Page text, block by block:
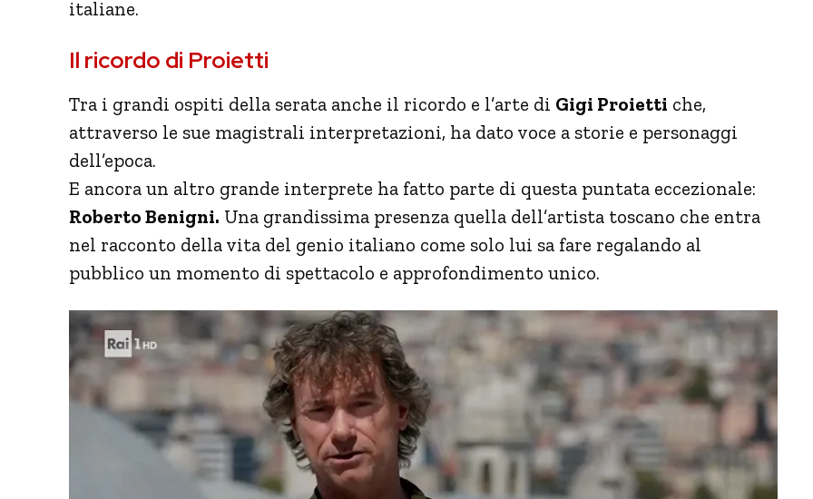
italiane.
Il ricordo di Proietti
Tra i grandi ospiti della serata anche il ricordo e l’arte di Gigi Proietti che,
attraverso le sue magistrali interpretazioni, ha dato voce a storie e personaggi
dell’epoca.
E ancora un altro grande interprete ha fatto parte di questa puntata eccezionale:
Roberto Benigni. Una grandissima presenza quella dell’artista toscano che entra
nel racconto della vita del genio italiano come solo lui sa fare regalando al
pubblico un momento di spettacolo e approfondimento unico.